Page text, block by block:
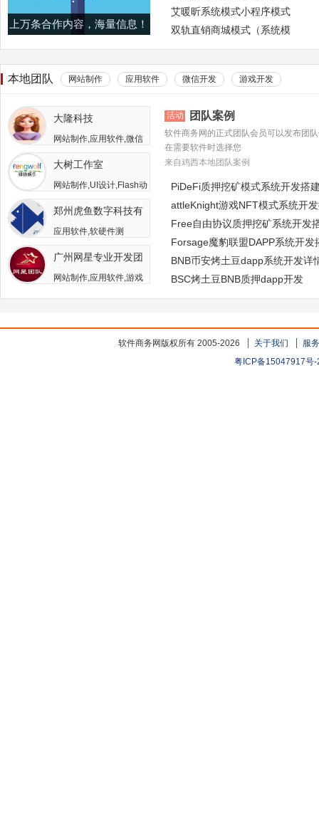
上万条合作内容，海量信息！
艾暖昕系统模式小程序模式
双轨直销商城模式（系统模
本地团队 网站制作 应用软件 微信开发 游戏开发
大隆科技
网站制作,应用软件,微信
开发,游戏开发,APP开发,
软件二次开发
大树工作室
网站制作,UI设计,Flash动
画,游戏开发,APP开发,广
告包装设计
郑州虎鱼数字科技有
限公司
应用软件,软硬件测
试,APP开发,人员外包,其
他开发与服务
广州网星专业开发团
队
网站制作,应用软件,游戏
活动 团队案例
软件商务网的正式团队会员可以发布团
在需要软件时选择您
来自鸡西本地团队案例
PiDeFi质押挖矿模式系统开发搭
attleKnight游戏NFT模式系统开
Free自由协议质押挖矿系统开发
Forsage魔豹联盟DAPP系统开发
BNB币安烤土豆dapp系统开发详
BSC烤土豆BNB质押dapp开发
软件商务网版权所有 2005-2026 关于我们
服
粤ICP备15047917号-